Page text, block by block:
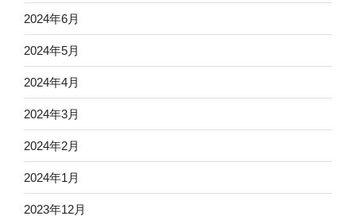
2024年6月
2024年5月
2024年4月
2024年3月
2024年2月
2024年1月
2023年12月